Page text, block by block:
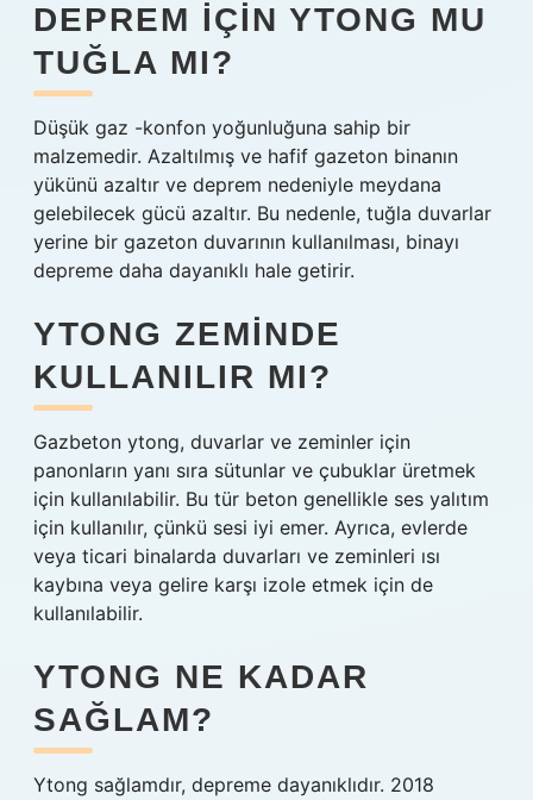
DEPREM IÇIN YTONG MU
TUĞLA MI?
Düşük gaz -konfon yoğunluğuna sahip bir
malzemedir. Azaltılmış ve hafif gazeton binanın
yükünü azaltır ve deprem nedeniyle meydana
gelebilecek gücü azaltır. Bu nedenle, tuğla duvarlar
yerine bir gazeton duvarının kullanılması, binayı
depreme daha dayanıklı hale getirir.
YTONG ZEMINDE
KULLANILIR MI?
Gazbeton ytong, duvarlar ve zeminler için
panonların yanı sıra sütunlar ve çubuklar üretmek
için kullanılabilir. Bu tür beton genellikle ses yalıtım
için kullanılır, çünkü sesi iyi emer. Ayrıca, evlerde
veya ticari binalarda duvarları ve zeminleri ısı
kaybına veya gelire karşı izole etmek için de
kullanılabilir.
YTONG NE KADAR
SAĞLAM?
Ytong sağlamdır, depreme dayanıklıdır. 2018